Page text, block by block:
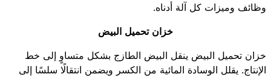
وظائف وميزات كل آلة أدناه.
خزان تحميل البيض
خزان تحميل البيض ينقل البيض الطازج بشكل متساوٍ إلى خط
الإنتاج. يقلل الوسادة المائية من الكسر ويضمن انتقالًا سلسًا إلى